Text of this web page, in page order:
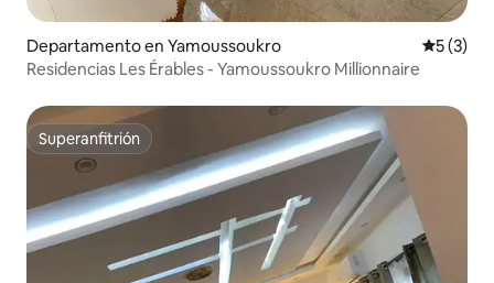
Departamento en Yamoussoukro
5 (3)
Residencias Les Érables - Yamoussoukro Millionnaire
Superanfitrión
Superanfitrión